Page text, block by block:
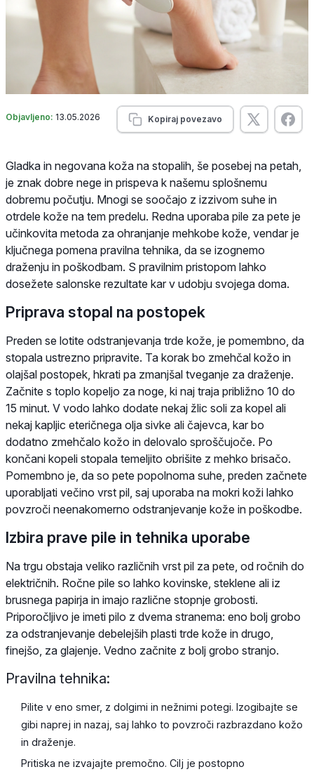
Objavljeno: 13.05.2026 Kopiraj povezavo
Gladka in negovana koža na stopalih, še posebej na petah,
je znak dobre nege in prispeva k našemu splošnemu
dobremu počutju. Mnogi se soočajo z izzivom suhe in
otrdele kože na tem predelu. Redna uporaba pile za pete je
učinkovita metoda za ohranjanje mehkobe kože, vendar je
ključnega pomena pravilna tehnika, da se izognemo
draženju in poškodbam. S pravilnim pristopom lahko
dosežete salonske rezultate kar v udobju svojega doma.
Priprava stopal na postopek
Preden se lotite odstranjevanja trde kože, je pomembno, da
stopala ustrezno pripravite. Ta korak bo zmehčal kožo in
olajšal postopek, hkrati pa zmanjšal tveganje za draženje.
Začnite s toplo kopeljo za noge, ki naj traja približno 10 do
15 minut. V vodo lahko dodate nekaj žlic soli za kopel ali
nekaj kapljic eteričnega olja sivke ali čajevca, kar bo
dodatno zmehčalo kožo in delovalo sproščujoče. Po
končani kopeli stopala temeljito obrišite z mehko brisačo.
Pomembno je, da so pete popolnoma suhe, preden začnete
uporabljati večino vrst pil, saj uporaba na mokri koži lahko
povzroči neenakomerno odstranjevanje kože in poškodbe.
Izbira prave pile in tehnika uporabe
Na trgu obstaja veliko različnih vrst pil za pete, od ročnih do
električnih. Ročne pile so lahko kovinske, steklene ali iz
brusnega papirja in imajo različne stopnje grobosti.
Priporočljivo je imeti pilo z dvema stranema: eno bolj grobo
za odstranjevanje debelejših plasti trde kože in drugo,
finejšo, za glajenje. Vedno začnite z bolj grobo stranjo.
Pravilna tehnika:
Pilite v eno smer, z dolgimi in nežnimi potegi. Izogibajte se
gibi naprej in nazaj, saj lahko to povzroči razbrazdano kožo
in draženje.
Pritiska ne izvajajte premočno. Cilj je postopno